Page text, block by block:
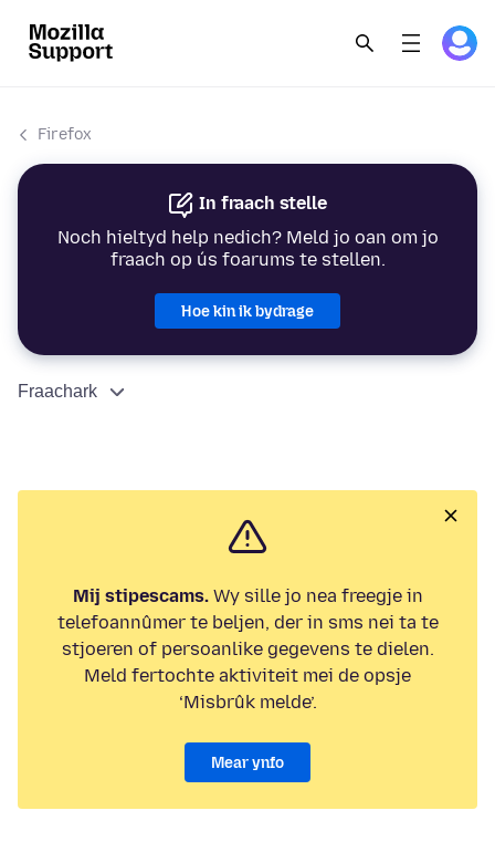
Firefox
In fraach stelle
Noch hieltyd help nedich? Meld jo oan om jo
fraach op ús foarums te stellen.
Hoe kin ik bydrage
Fraachark
Mij stipescams.Wy sille jo nea freegje in
telefoannûmer te beljen, der in sms nei ta te
stjoeren of persoanlike gegevens te dielen.
Meld fertochte aktiviteit mei de opsje
‘Misbrûk melde’.
Mear ynfo